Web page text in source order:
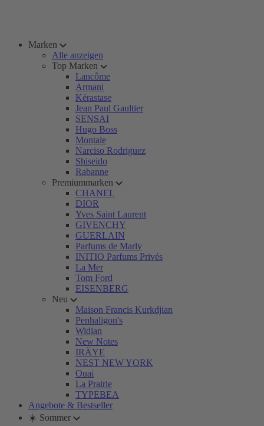
Marken
Alle anzeigen
Top Marken
Lancôme
Armani
Kérastase
Jean Paul Gaultier
SENSAI
Hugo Boss
Montale
Narciso Rodriguez
Shiseido
Rabanne
Premiummarken
CHANEL
DIOR
Yves Saint Laurent
GIVENCHY
GUERLAIN
Parfums de Marly
INITIO Parfums Privés
La Mer
Tom Ford
EISENBERG
Neu
Maison Francis Kurkdjian
Penhaligon's
Widian
New Notes
IRÄYE
NEST NEW YORK
Ouai
La Prairie
TYPEBEA
Angebote & Bestseller
☀️ Sommer